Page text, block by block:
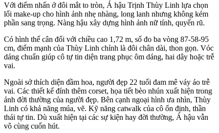
Với điểm nhấn ở đôi mắt to tròn, Á hậu Trịnh Thùy Linh lựa chọn
lối make-up cho hình ảnh nhẹ nhàng, long lanh nhưng không kém
phần sang trọng. Nàng hậu xây dựng hình ảnh nữ tính, quyến rũ.
Có hình thể cân đối với chiều cao 1,72 m, số đo ba vòng 87-58-95
cm, điểm mạnh của Thùy Linh chính là đôi chân dài, thon gọn. Vóc
dáng chuẩn giúp cô tự tin diện trang phục ôm dáng, hai dây hoặc trễ
vai.
Ngoài sở thích diện đầm hoa, người đẹp 22 tuổi đam mê váy áo trễ
vai. Các thiết kế đính thêm corset, họa tiết bèo nhún xuất hiện trong
ảnh đời thường của người đẹp. Bên cạnh ngoại hình ưa nhìn, Thùy
Linh có khả năng múa, vẽ. Kỹ năng catwalk của cô ổn định, thần
thái tự tin. Dù xuất hiện tại các sự kiện hay đời thường, Á hậu vẫn
vô cùng cuốn hút.